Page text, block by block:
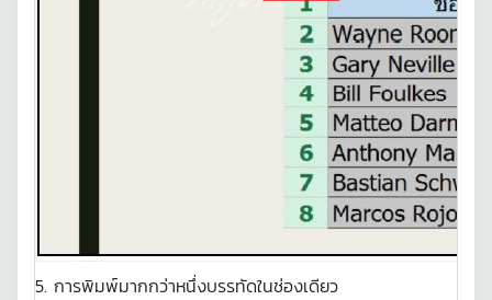
5. การพิมพ์มากกว่าหนึ่งบรรทัดในช่องเดียว